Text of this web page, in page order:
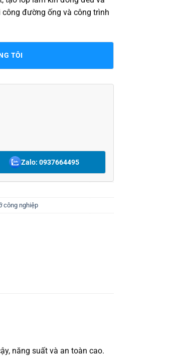
đường ống và công trình
TÔI
Zalo: 0937664495
công nghiệp
năng suất và an toàn cao.